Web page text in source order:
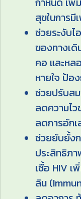
สุขในการ
ช่วยระงับ
ของทางเดิ
คอ และหล
หายใจ ป้อ
ช่วยปรับส
ลดความไ
ลดการอัก
ช่วยยับยั้ง
ประสิทธิภ
เชื้อ HIV เ
ลิน